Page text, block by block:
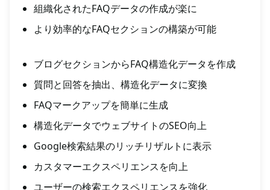
組織化されたFAQデータの作成が楽に
より効率的なFAQセクションの構築が可能
ブログセクションからFAQ構造化データを作成
質問と回答を抽出、構造化データに変換
FAQマークアップを簡単に生成
構造化データでウェブサイトのSEO向上
Google検索結果のリッチリザルトに表示
カスタマーエクスペリエンスを向上
ユーザーの検索エクスペリエンスを強化